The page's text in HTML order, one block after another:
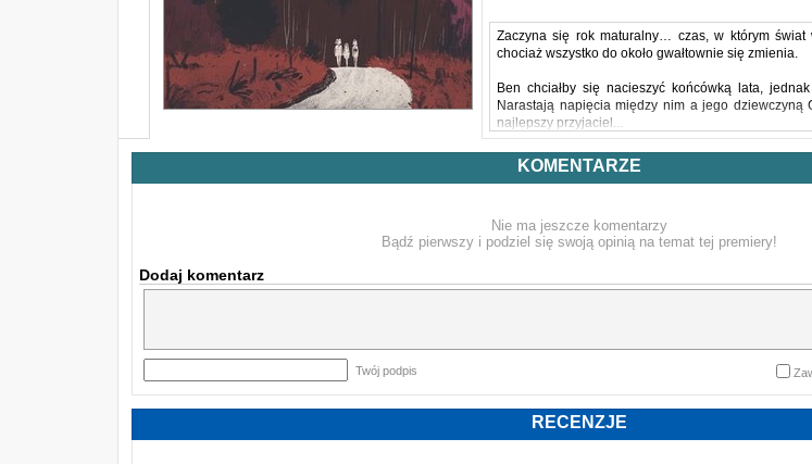
Zaczyna się rok maturalny… czas, w którym
chociaż wszystko do około gwałtownie się zmienia.
Ben chciałby się nacieszyć końcówką lata,
Narastają napięcia między nim a jego dziewczyną
najlepszy przyjaciel...
Michele Fischeles, autorka "Outline", z niezwykłym
wyjątkowy moment, w którym powoli
Powyższy opis pochodzi od wydawcy.
KOMENTARZE
Nie ma jeszcze komentarzy
Bądź pierwszy i podziel się swoją opinią na temat tej premiery!
Dodaj komentarz
Twój podpis
RECENZJE